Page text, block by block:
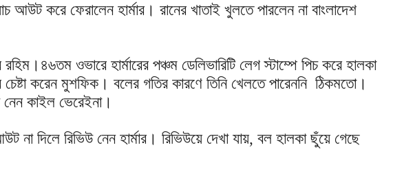
আউট করে ফেরালেন হার্মার। রানের খাতাই খুলতে পারলেন না বাংলাদেশ
রহিম।৪৬তম ওভারে হার্মারের পঞ্চম ডেলিভারিটি লেগ স্টাম্পে পিচ করে হালকা
চেষ্টা করেন মুশফিক। বলের গতির কারণে তিনি খেলতে পারেননি ঠিকমতো।
কাইল ভেরেইনা।
দিলে রিভিউ নেন হার্মার। রিভিউয়ে দেখা যায়, বল হালকা ছুঁয়ে গেছে